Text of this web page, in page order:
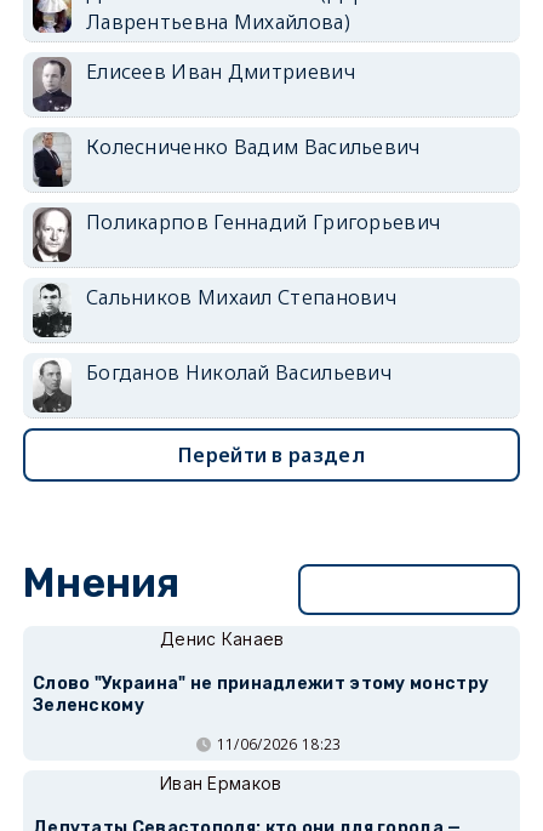
Лаврентьевна Михайлова)
Елисеев Иван Дмитриевич
Колесниченко Вадим Васильевич
Поликарпов Геннадий Григорьевич
Сальников Михаил Степанович
Богданов Николай Васильевич
Перейти в раздел
Мнения
Денис Канаев
Слово "Украина" не принадлежит этому монстру
Зеленскому
11/06/2026 18:23
Иван Ермаков